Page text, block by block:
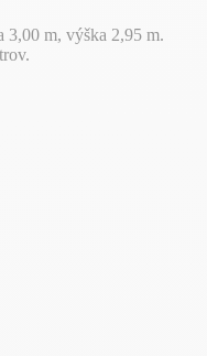
3,00 m, výška 2,95 m.